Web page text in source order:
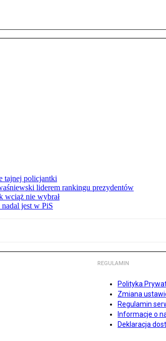
tajnej policjantki
liderem rankingu prezydentów
wciąż nie wybrał
jest w PiS
REGULAMIN
Polityka
Zmiana
Regulamin
Informacje o
Deklaracja